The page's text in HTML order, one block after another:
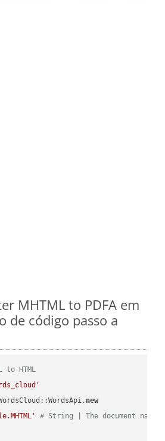
MHTML to PDFA em
de código passo a
to HTML
new
# String | The document name.